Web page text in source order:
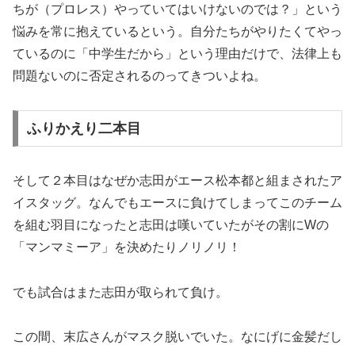
ちが（プロレス）やっていてはいけないのでは？」という
悩みを常に抱えているという。自分たちがやりたくてやっ
ているのに「中学生だから」という理由だけで、法律上も
問題ないのに否定されるのってきついよね。
ふりかえり二本目
そして２本目はなぜか志田がエース松本都と組まされたア
イスタッグ。なんでもエースに負けてしまってこのチーム
を組む羽目になったと志田は嘆いていたがその割にWの
「マンマミーア」を決めたりノリノリ！
でも試合はまた志田が取られて負け。
この間、末広さんがマスク脱いでいた。なにげに金髪だし